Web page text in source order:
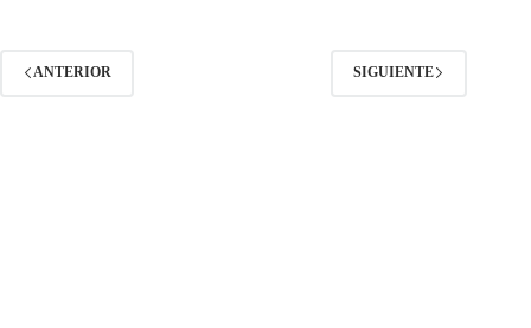
ANTERIOR SIGUIENTE